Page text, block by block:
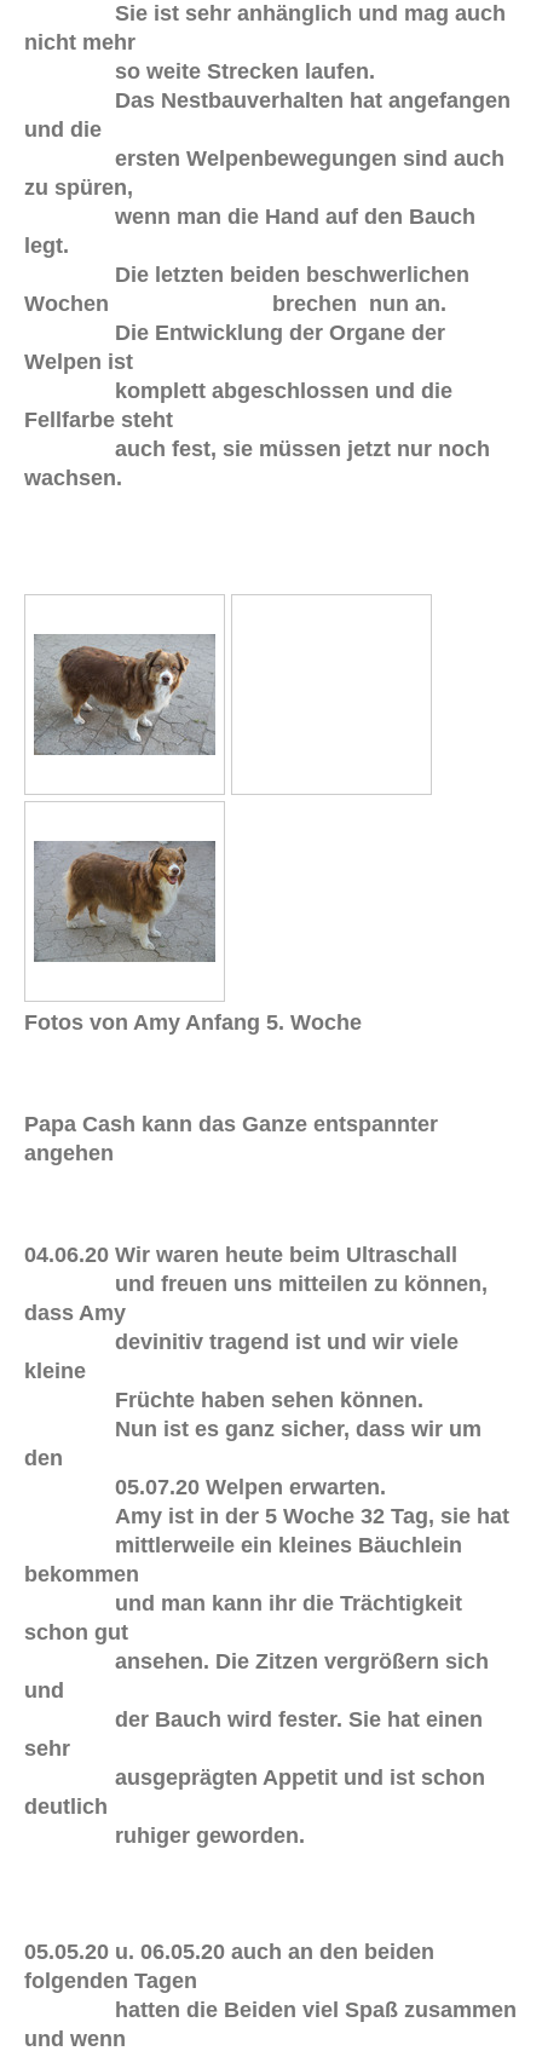
Sie ist sehr anhänglich und mag auch
nicht mehr
so weite Strecken laufen.
Das Nestbauverhalten hat angefangen
und die
ersten Welpenbewegungen sind auch
zu spüren,
wenn man die Hand auf den Bauch
legt.
Die letzten beiden beschwerlichen
Wochen brechen nun an.
Die Entwicklung der Organe der
Welpen ist
komplett abgeschlossen und die
Fellfarbe steht
auch fest, sie müssen jetzt nur noch
wachsen.
Fotos von Amy Anfang 5. Woche
Papa Cash kann das Ganze entspannter
angehen
04.06.20 Wir waren heute beim Ultraschall
und freuen uns mitteilen zu können,
dass Amy
devinitiv tragend ist und wir viele
kleine
Früchte haben sehen können.
Nun ist es ganz sicher, dass wir um
den
05.07.20 Welpen erwarten.
Amy ist in der 5 Woche 32 Tag, sie hat
mittlerweile ein kleines Bäuchlein
bekommen
und man kann ihr die Trächtigkeit
schon gut
ansehen. Die Zitzen vergrößern sich
und
der Bauch wird fester. Sie hat einen
sehr
ausgeprägten Appetit und ist schon
deutlich
ruhiger geworden.
05.05.20 u. 06.05.20 auch an den beiden
folgenden Tagen
hatten die Beiden viel Spaß zusammen
und wenn